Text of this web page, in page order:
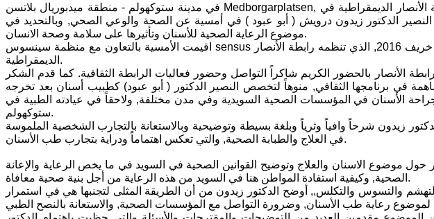
في مدينة ستوكهولم - منطقة ميدبوريال بلاتسن Medborgarplatsen, وسعياً لتواصل وتنوع أماسيها الثقافية, استضافت رابطة الأنصار الديمقراطية في
وشمال السويد, مساء الجمعة 14/10/2016, النصير الدكتور زيدون درويش ( أبو عبود ) في أمسية عن الصحة والوعي الصحي, وبالتحديد في
موضوع الرعاية الصحية للأسنان وتأثيرها على سلامة وصحة الانسان.
اقيمت الأمسية بالتعاون مع منظمة سينسوس sensus الثقافية السويدية, وهي ضمن أماسي الموسم الثقافي- خريف 2016, الذي تنظمه رابطة الأنصار
الديمقراطية.
الأنصار بالحضور الكريم شاكراً التواصل وحضور فعاليات الرابطة الثقافية. كما قدم الشكر
في برنامجها الثقافي, منوهاً لتخصص النصير الدكتور ( أبو عبود) كطبيب أسنان بعد تخرجه
الأسنان في المؤسسات الصحية السويدية وفي مدن مختلفة, ولاحقاً في عيادته الطبية في
ستوكهولم.
زيدون شرحاً وافياً وثرياً وبلغة بسيطة وتوضيحية وبالاستعانة بالتجارب الشخصية الملموسة
في العلاج والطبابة الصحية, والتي تعكس اهتماماً ودراية بتجارب طب الأسنان.
موضوع الاسنان والعلاج وتوضيح القوانين الصحية في السويد في ما يخص الرعاية والإعانة
الصحية, وكيفية استفادة المواطن هنا في السويد من هذه الرعاية من أجل بنية صحية معافاة.
والتسوس والتكلس,, أوضح الدكتور زيدون من أن الطريقة المثلى لتجنبها هي في استمرار